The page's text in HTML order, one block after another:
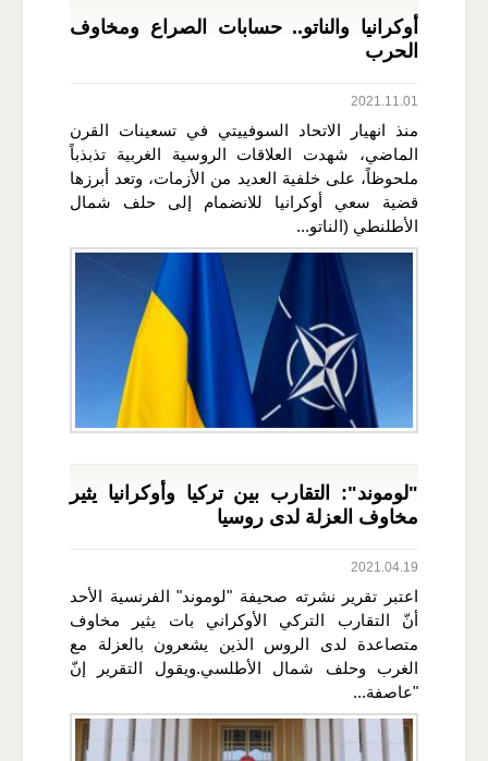
أوكرانيا والناتو.. حسابات الصراع ومخاوف
الحرب
2021.11.01
منذ انهيار الاتحاد السوفييتي في تسعينات القرن
الماضي، شهدت العلاقات الروسية الغربية تذبذباً
ملحوظاً، على خلفية العديد من الأزمات، وتعد أبرزها
قضية سعي أوكرانيا للانضمام إلى حلف شمال
الأطلنطي (الناتو...
"لوموند": التقارب بين تركيا وأوكرانيا يثير
مخاوف العزلة لدى روسيا
2021.04.19
اعتبر تقرير نشرته صحيفة "لوموند" الفرنسية الأحد
أنّ التقارب التركي الأوكراني بات يثير مخاوف
متصاعدة لدى الروس الذين يشعرون بالعزلة مع
الغرب وحلف شمال الأطلسي.ويقول التقرير إنّ
"عاصفة...